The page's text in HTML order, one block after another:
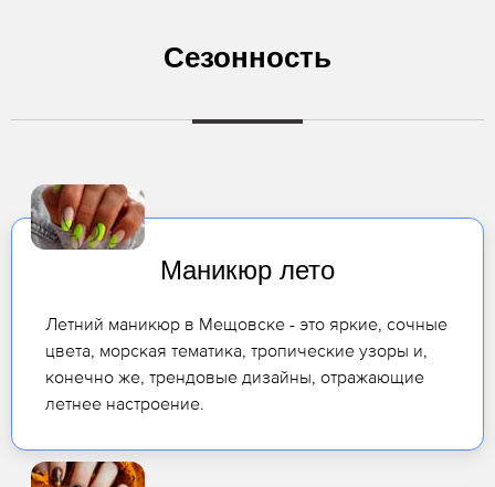
Сезонность
Маникюр лето
Летний маникюр в Мещовске - это яркие, сочные
цвета, морская тематика, тропические узоры и,
конечно же, трендовые дизайны, отражающие
летнее настроение.